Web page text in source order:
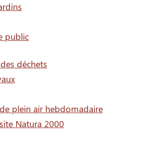
public
déchets
plein air hebdomadaire
Natura 2000